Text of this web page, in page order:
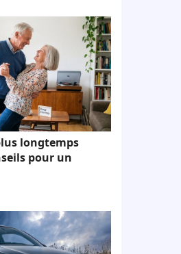
longtemps
pour un